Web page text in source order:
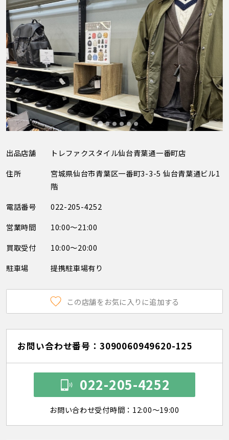
出品店舗
トレファクスタイル仙台青葉通一番町店
住所
宮城県仙台市青葉区一番町3-3-5 仙台青葉通ビル1
階
電話番号
022-205-4252
営業時間
10:00～21:00
買取受付
10:00～20:00
駐車場
提携駐車場有り
この店舗をお気に入りに追加する
お問い合わせ番号：3090060949620-125
022-205-4252
お問い合わせ受付時間：12:00～19:00